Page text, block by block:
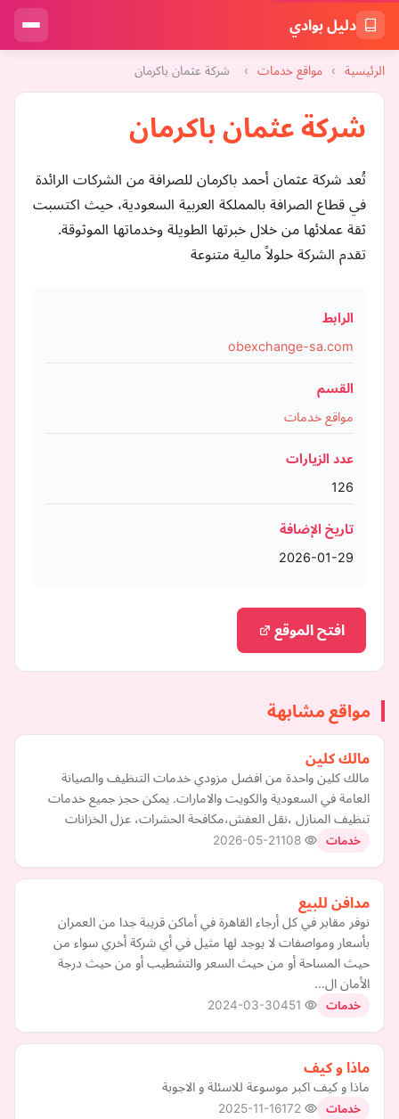
دليل بوادي
الرئيسية › مواقع خدمات › شركة عثمان باكرمان
شركة عثمان باكرمان
تُعد شركة عثمان أحمد باكرمان للصرافة من الشركات الرائدة
في قطاع الصرافة بالمملكة العربية السعودية، حيث اكتسبت
ثقة عملائها من خلال خبرتها الطويلة وخدماتها الموثوقة.
تقدم الشركة حلولاً مالية متنوعة
الرابط
obexchange-sa.com
القسم
مواقع خدمات
عدد الزيارات
126
تاريخ الإضافة
2026-01-29
افتح الموقع
مواقع مشابهة
مالك كلين
مالك كلين واحدة من افضل مزودي خدمات التنظيف والصيانة
العامة في السعودية والكويت والامارات. يمكن حجز جميع خدمات
تنظيف المنازل ،نقل العفش،مكافحة الحشرات، عزل الخزانات
خدمات 2026-05-21
مدافن للبيع
نوفر مقابر في كل أرجاء القاهرة في أماكن قريبة جدا من العمران
بأسعار ومواصفات لا يوجد لها مثيل في أي شركة أخري سواء من
حيث المساحة أو من حيث السعر والتشطيب أو من حيث درجة
الأمان ال…
خدمات 2024-03-30
ماذا و كيف
ماذا و كيف اكبر موسوعة للاسئلة و الاجوبة
خدمات 2025-11-16